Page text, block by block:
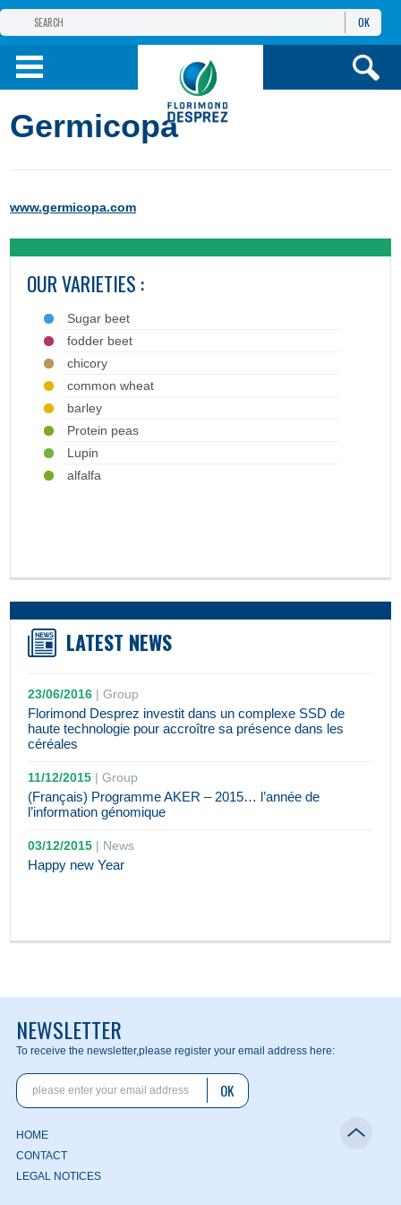
FLORIMOND DESPREZ
FLORIMOND DESPREZ CEI
ИНФОРМАЦИЯ ИУСЛУГИ
OK
Germicopa
www.germicopa.com
OUR VARIETIES :
Sugar beet
fodder beet
chicory
common wheat
barley
Protein peas
Lupin
alfalfa
LATEST NEWS
23/06/2016 |Group
Florimond Desprez investit dans un complexe SSD de
haute technologie pour accroître sa présence dans les
céréales
11/12/2015 |Group
(Français) Programme AKER – 2015… l’année de
l’information génomique
03/12/2015 | News
Happy new Year
NEWSLETTER
To receive the newsletter,please register your email address here:
OK
HOME
CONTACT
LEGAL NOTICES